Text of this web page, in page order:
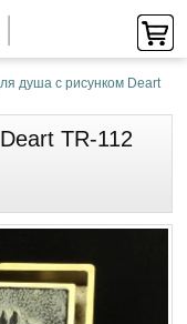
душа с рисунком Deart
TR-112